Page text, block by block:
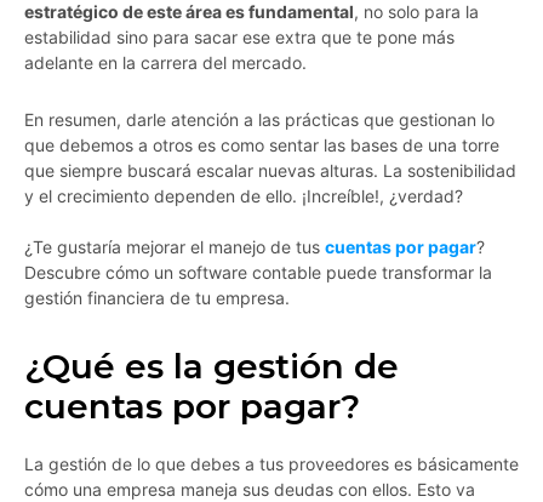
estratégico de este área es fundamental, no solo para la
estabilidad sino para sacar ese extra que te pone más
adelante en la carrera del mercado.
En resumen, darle atención a las prácticas que gestionan lo
que debemos a otros es como sentar las bases de una torre
que siempre buscará escalar nuevas alturas. La sostenibilidad
y el crecimiento dependen de ello. ¡Increíble!, ¿verdad?
¿Te gustaría mejorar el manejo de tus cuentas por pagar?
Descubre cómo un software contable puede transformar la
gestión financiera de tu empresa.
¿Qué es la gestión de
cuentas por pagar?
La gestión de lo que debes a tus proveedores es básicamente
cómo una empresa maneja sus deudas con ellos. Esto va